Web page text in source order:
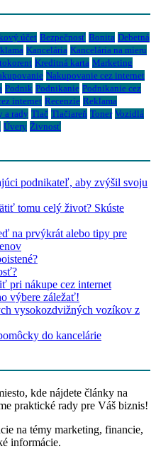
účet Bezpečnosť Bonita Debetná
Kancelária Kancelária na mieru
Kreditná karta Marketing
Nakupovanie cez internet
Podnik Podnikanie Podnikanie cez
internet Recenzie Reklama
a rady Tlač Tlačiareň Toner Vozidlá
Úvery Živnosť
podnikateľ, aby zvýšil svoju
tomu celý život? Skúste
na prvýkrát alebo tipy pre
pri nákupe cez internet
výbere záležať!
vysokozdvižných vozíkov z
do kancelárie
kde nájdete články na
praktické rady pre Váš biznis!
na témy marketing, financie,
informácie.